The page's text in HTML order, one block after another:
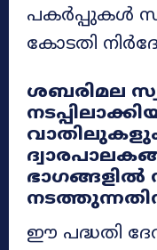
പകർപ്പുകൾ
കോടതി
ശബരിമല
ഭാഗങ്ങളിൽ
ഈ പദ്ധതി